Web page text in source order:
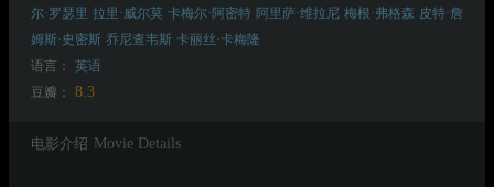
尔·罗瑟里 拉里·威尔莫 卡梅尔·阿密特 阿里萨·维拉尼 梅根·弗格森 皮特·詹
姆斯·史密斯 乔尼查韦斯 卡丽丝·卡梅隆
语言：
英语
豆瓣：
8.3
电影介绍 Movie Details